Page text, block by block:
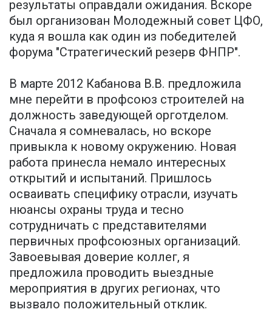
результаты оправдали ожидания. Вскоре
был организован Молодежный совет ЦФО,
куда я вошла как один из победителей
форума "Стратегический резерв ФНПР".
В марте 2012 Кабанова В.В. предложила
мне перейти в профсоюз строителей на
должность заведующей орготделом.
Сначала я сомневалась, но вскоре
привыкла к новому окружению. Новая
работа принесла немало интересных
открытий и испытаний. Пришлось
осваивать специфику отрасли, изучать
нюансы охраны труда и тесно
сотрудничать с представителями
первичных профсоюзных организаций.
Завоевывая доверие коллег, я
предложила проводить выездные
мероприятия в других регионах, что
вызвало положительный отклик.